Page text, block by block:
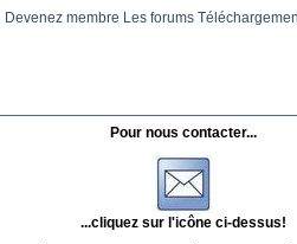
Devenez membre Les forums
Pour nous contacter...
...cliquez sur l'icône ci-dessus!